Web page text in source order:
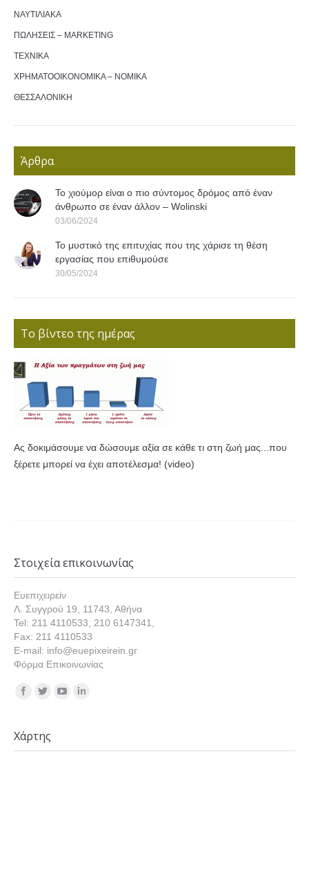
ΝΑΥΤΙΛΙΑΚΑ
ΠΩΛΗΣΕΙΣ – MARKETING
ΤΕΧΝΙΚΑ
ΧΡΗΜΑΤΟΟΙΚΟΝΟΜΙΚΑ – ΝΟΜΙΚΑ
ΘΕΣΣΑΛΟΝΙΚΗ
Άρθρα
Το χιούμορ είναι ο πιο σύντομος δρόμος από έναν
άνθρωπο σε έναν άλλον – Wolinski
03/06/2024
Το μυστικό της επιτυχίας που της χάρισε τη θέση
εργασίας που επιθυμούσε
30/05/2024
Το βίντεο της ημέρας
Ας δοκιμάσουμε να δώσουμε αξία σε κάθε τι στη ζωή μας...που
ξέρετε μπορεί να έχει αποτέλεσμα! (video)
Στοιχεία επικοινωνίας
Ευεπιχειρείν
Λ. Συγγρού 19, 11743, Αθήνα
Tel: 211 4110533, 210 6147341,
Fax: 211 4110533
E-mail: info@euepixeirein.gr
Φόρμα Επικοινωνίας
Find us on:
Χάρτης